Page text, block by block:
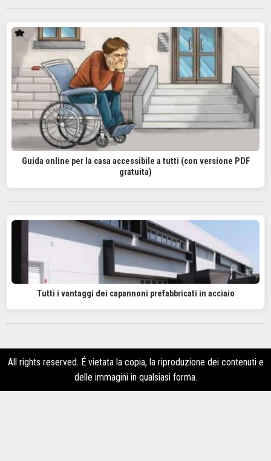
Guida online per la casa accessibile a tutti (con versione PDF
gratuita)
Tutti i vantaggi dei capannoni prefabbricati in acciaio
All rights reserved. É vietata la copia, la riproduzione dei contenuti e
delle immagini in qualsiasi forma.